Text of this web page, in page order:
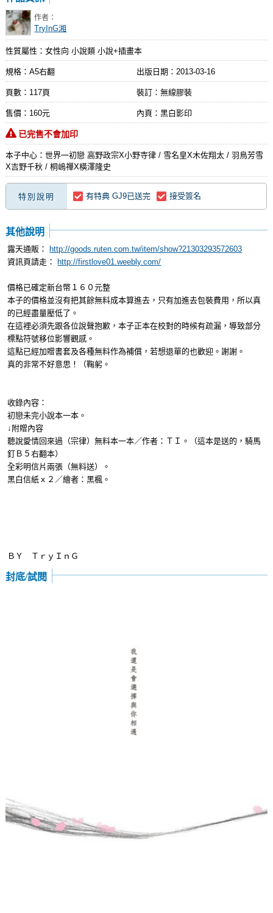
作者：
TryInG湘
性質屬性：女性向 小說類 小說+插畫本
規格：A5右翻 出版日期： 2013-03-16
頁數：117頁 裝訂：無線膠裝
售價：160元 內頁：黑白影印
已完售不會加印
本子中心：世界一初戀 高野政宗X小野寺律 / 雪名皇X木佐翔太 / 羽鳥芳雪
X吉野千秋 / 桐嶋禪X橫澤隆史
特別說明 有特典 GJ9已送完 接受簽名
其他說明
露天通販：
http://goods.ruten.com.tw/item/show?21303293572603
資訊頁請走：
http://firstlove01.weebly.com/
價格已確定新台幣１６０元整
本子的價格並沒有把其餘無料成本算進去，只有加進去包裝費用，所以真
的已經盡量壓低了。
在這裡必須先跟各位說聲抱歉，本子正本在校對的時候有疏漏，導致部分
標點符號移位影響觀感。
這點已經加贈書套及各種無料作為補償，若想退單的也歡迎。謝謝。
真的非常不好意思！（鞠躬。
收錄內容：
初戀未完小說本一本。
↓附贈內容
聽說愛情回來過（宗律）無料本一本／作者：ＴＩ。（這本是送的，騎馬
釘Ｂ５右翻本）
全彩明信片兩張（無料送）。
黑白信紙ｘ２／繪者：黑楓。
ＢＹ ＴｒｙＩｎＧ
封底/試閱